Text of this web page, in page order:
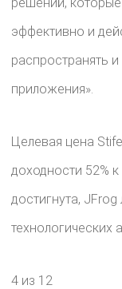
эффективно и
распространять
приложения».
Целевая цена
доходности 52%
достигнута,
технологических
4 из 12